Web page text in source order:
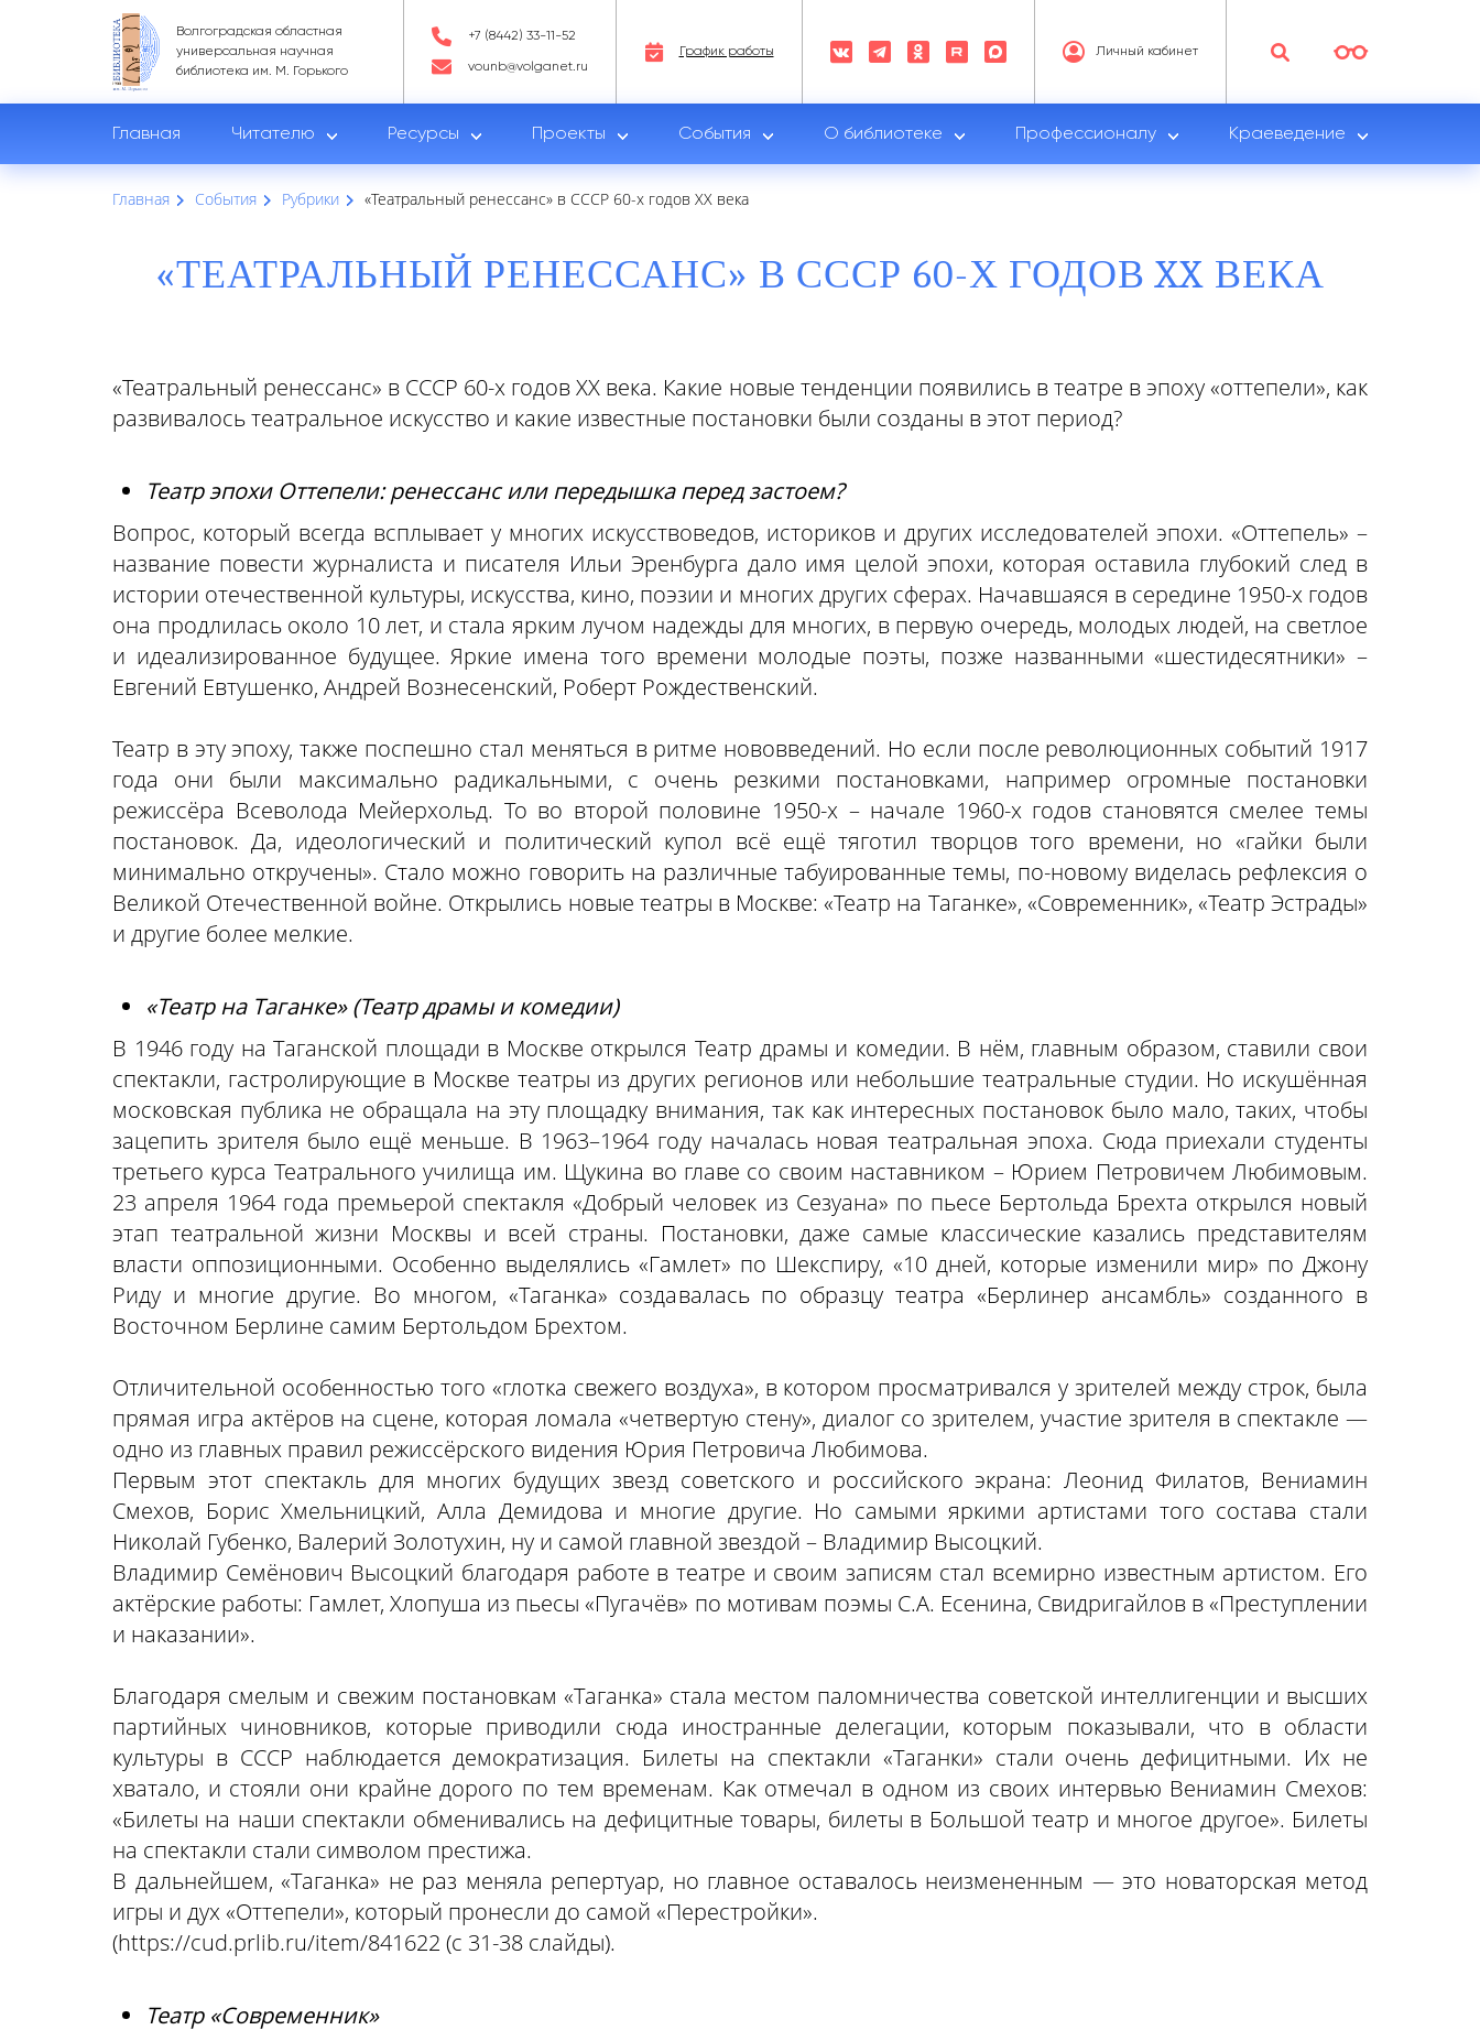
Волгоградская областная
универсальная научная
библиотека им. М. Горького
+7 (8442) 33-11-52
vounb@volganet.ru
График работы Личный кабинет
Главная Читателю Ресурсы Проекты События О библиотеке Профессионалу Краеведение
Главная События Рубрики «Театральный ренессанс» в СССР 60-х годов XX века
«ТЕАТРАЛЬНЫЙ РЕНЕССАНС» В СССР 60-Х ГОДОВ XX ВЕКА
«Театральный ренессанс» в СССР 60-х годов XX века. Какие новые тенденции появились в театре в эпоху «оттепели», как
развивалось театральное искусство и какие известные постановки были созданы в этот период?
Театр эпохи Оттепели: ренессанс или передышка перед застоем?
Вопрос, который всегда всплывает у многих искусствоведов, историков и других исследователей эпохи. «Оттепель» –
название повести журналиста и писателя Ильи Эренбурга дало имя целой эпохи, которая оставила глубокий след в
истории отечественной культуры, искусства, кино, поэзии и многих других сферах. Начавшаяся в середине 1950-х годов
она продлилась около 10 лет, и стала ярким лучом надежды для многих, в первую очередь, молодых людей, на светлое
и идеализированное будущее. Яркие имена того времени молодые поэты, позже названными «шестидесятники» –
Евгений Евтушенко, Андрей Вознесенский, Роберт Рождественский.
Театр в эту эпоху, также поспешно стал меняться в ритме нововведений. Но если после революционных событий 1917
года они были максимально радикальными, с очень резкими постановками, например огромные постановки
режиссёра Всеволода Мейерхольд. То во второй половине 1950-х – начале 1960-х годов становятся смелее темы
постановок. Да, идеологический и политический купол всё ещё тяготил творцов того времени, но «гайки были
минимально откручены». Стало можно говорить на различные табуированные темы, по-новому виделась рефлексия о
Великой Отечественной войне. Открылись новые театры в Москве: «Театр на Таганке», «Современник», «Театр Эстрады»
и другие более мелкие.
«Театр на Таганке» (Театр драмы и комедии)
В 1946 году на Таганской площади в Москве открылся Театр драмы и комедии. В нём, главным образом, ставили свои
спектакли, гастролирующие в Москве театры из других регионов или небольшие театральные студии. Но искушённая
московская публика не обращала на эту площадку внимания, так как интересных постановок было мало, таких, чтобы
зацепить зрителя было ещё меньше. В 1963–1964 году началась новая театральная эпоха. Сюда приехали студенты
третьего курса Театрального училища им. Щукина во главе со своим наставником – Юрием Петровичем Любимовым.
23 апреля 1964 года премьерой спектакля «Добрый человек из Сезуана» по пьесе Бертольда Брехта открылся новый
этап театральной жизни Москвы и всей страны. Постановки, даже самые классические казались представителям
власти оппозиционными. Особенно выделялись «Гамлет» по Шекспиру, «10 дней, которые изменили мир» по Джону
Риду и многие другие. Во многом, «Таганка» создавалась по образцу театра «Берлинер ансамбль» созданного в
Восточном Берлине самим Бертольдом Брехтом.
Отличительной особенностью того «глотка свежего воздуха», в котором просматривался у зрителей между строк, была
прямая игра актёров на сцене, которая ломала «четвертую стену», диалог со зрителем, участие зрителя в спектакле —
одно из главных правил режиссёрского видения Юрия Петровича Любимова.
Первым этот спектакль для многих будущих звезд советского и российского экрана: Леонид Филатов, Вениамин
Смехов, Борис Хмельницкий, Алла Демидова и многие другие. Но самыми яркими артистами того состава стали
Николай Губенко, Валерий Золотухин, ну и самой главной звездой – Владимир Высоцкий.
Владимир Семёнович Высоцкий благодаря работе в театре и своим записям стал всемирно известным артистом. Его
актёрские работы: Гамлет, Хлопуша из пьесы «Пугачёв» по мотивам поэмы С.А. Есенина, Свидригайлов в «Преступлении
и наказании».
Благодаря смелым и свежим постановкам «Таганка» стала местом паломничества советской интеллигенции и высших
партийных чиновников, которые приводили сюда иностранные делегации, которым показывали, что в области
культуры в СССР наблюдается демократизация. Билеты на спектакли «Таганки» стали очень дефицитными. Их не
хватало, и стояли они крайне дорого по тем временам. Как отмечал в одном из своих интервью Вениамин Смехов:
«Билеты на наши спектакли обменивались на дефицитные товары, билеты в Большой театр и многое другое». Билеты
на спектакли стали символом престижа.
В дальнейшем, «Таганка» не раз меняла репертуар, но главное оставалось неизмененным — это новаторская метод
игры и дух «Оттепели», который пронесли до самой «Перестройки».
(https://cud.prlib.ru/item/841622 (с 31-38 слайды).
Театр «Современник»